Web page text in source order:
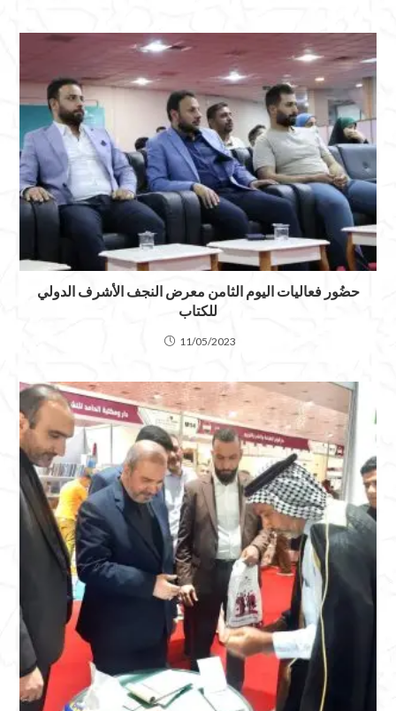
حضُور فعاليات اليوم الثامن معرض النجف الأشرف الدولي
للكتاب
11/05/2023